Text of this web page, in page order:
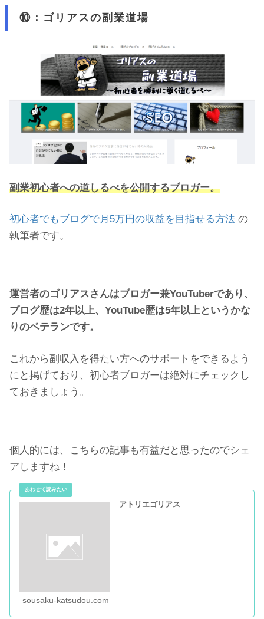
⑩：ゴリアスの副業道場
副業初心者への道しるべを公開するブロガー。
初心者でもブログで月5万円の収益を目指せる方法 の
執筆者です。
運営者のゴリアスさんはブロガー兼YouTuberであり、
ブログ歴は2年以上、YouTube歴は5年以上というかな
りのベテランです。
これから副収入を得たい方へのサポートをできるよう
にと掲げており、初心者ブロガーは絶対にチェックし
ておきましょう。
個人的には、こちらの記事も有益だと思ったのでシェ
アしますね！
アトリエゴリアス
sousaku-katsudou.com